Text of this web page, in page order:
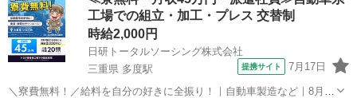
工場での組立・加工・プレス 交替制
時給2,000円
日研トータルソーシング株式会社
三重県 多度駅
提携サイト 7月17日
＼寮費無料！／給料を自分の好きに全振り！｜自動車製造など｜8月入